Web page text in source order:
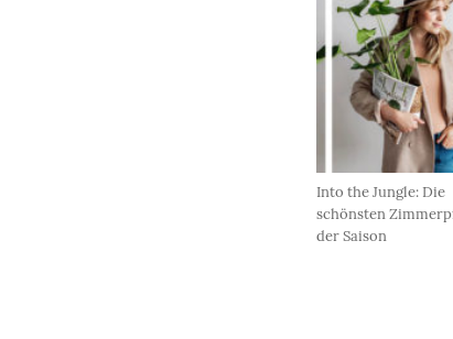
Into the Jungle: Die
schönsten
der Saison